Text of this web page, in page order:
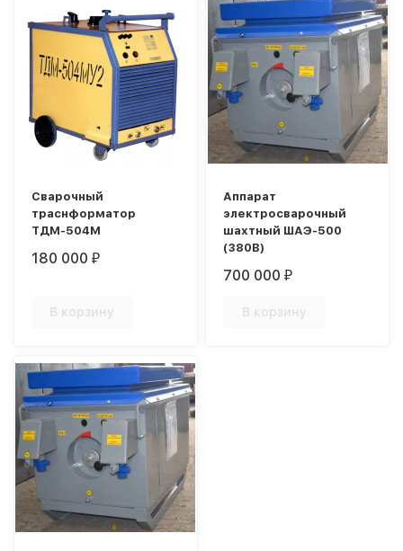
Сварочный
траснформатор
ТДМ-504М
180 000₽
В корзину
Аппарат
электросварочный
шахтный ШАЭ-500
(380В)
700 000₽
В корзину